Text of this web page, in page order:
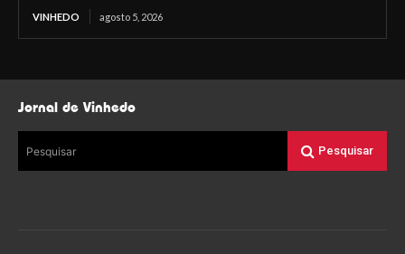
VINHEDO agosto 5, 2026
Jornal de Vinhedo
Pesquisar Pesquisar